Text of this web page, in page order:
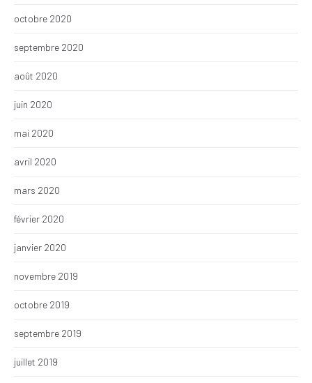
octobre 2020
septembre 2020
août 2020
juin 2020
mai 2020
avril 2020
mars 2020
février 2020
janvier 2020
novembre 2019
octobre 2019
septembre 2019
juillet 2019